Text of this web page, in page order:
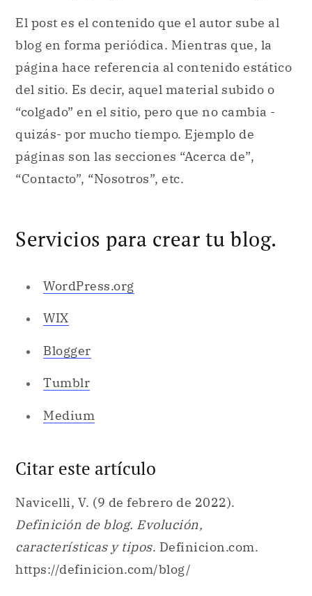
El post es el contenido que el autor sube al
blog en forma periódica. Mientras que, la
página hace referencia al contenido estático
del sitio. Es decir, aquel material subido o
“colgado” en el sitio, pero que no cambia -
quizás- por mucho tiempo. Ejemplo de
páginas son las secciones “Acerca de”,
“Contacto”, “Nosotros”, etc.
Servicios para crear tu blog.
WordPress.org
WIX
Blogger
Tumblr
Medium
Citar este artículo
Navicelli, V. (9 de febrero de 2022).
Definición de blog. Evolución,
características y tipos. Definicion.com.
https://definicion.com/blog/